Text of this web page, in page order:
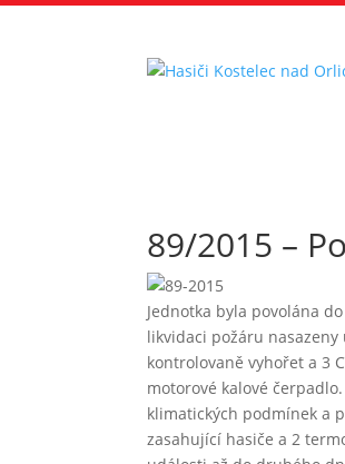
89/2015 –
Jednotka byla povolána
likvidaci požáru
kontrolovaně vyhořet a 3
motorové kalové
klimatických podmínek a
zasahující hasiče a 2